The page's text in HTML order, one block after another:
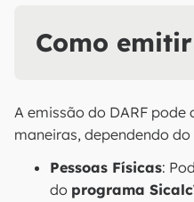
Como emitir
A emissão do DARF pode
maneiras, dependendo
Pessoas Físicas:
do programa